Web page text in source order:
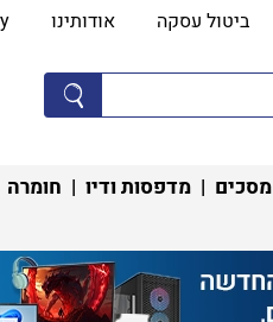
ביטול עסקה אודותינו
מסכים | מדפסות ודיו | חומרה